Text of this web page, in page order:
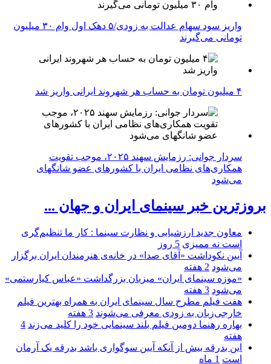
واریز سود سهام عدالت به زودی/۵ دهک اول وام ۳۰ میلیون
تومانی می‌گیرند
۴ میلیون تومان به حساب هر شهروند ایرانی واریز شد
سردار جوانی: رزمایش سهند ۲۰۲۵، موجب تقویت
همکاری‌های نظامی ایران با کشور‌های عضو شانگهای
می‌شود
بروزترین خبر سینمای ایران و جهان ...
معاون جدید ارزشیابی و نظارت سینما : کار ما تنظیم‌گری
است نه ممیزی 5 روز
آیین نکوداشت «آقای صدا» در خانه‌ی هنرمندان ایران برگزار
می‌شود 2 هفته
«موزه سینمای ایران» میزبان بزرگداشت «عباس کیارستمی»
می‌شود 3 هفته
هفت فیلم مطرح سال سینمای ایران به همراه بهترین فیلم
خارجی‌زبان به زودی معرفی می‌شوند 3 هفته
بهاره رهنما دومین فیلم بلند سینمایی خود را کلید می‌زند 4
هفته
این بدرقه بیش از آنکه آیین سوگواری باشد بدرقه یک آرمان
است 1 ماه